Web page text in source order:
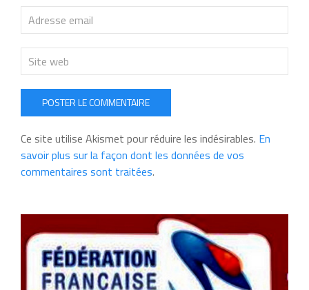
POSTER LE COMMENTAIRE
Ce site utilise Akismet pour réduire les indésirables. En
savoir plus sur la façon dont les données de vos
commentaires sont traitées.